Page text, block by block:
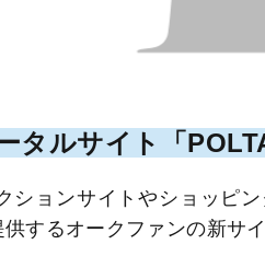
タルサイト「
ションサイトやショッピ
するオークファンの新サイ